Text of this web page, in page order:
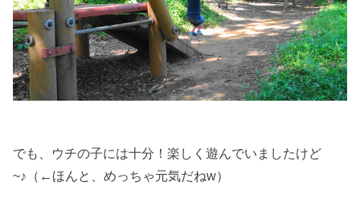
でも、ウチの子には十分！楽しく遊んでいましたけど
~♪（←ほんと、めっちゃ元気だねw）